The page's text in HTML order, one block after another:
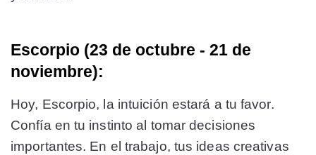
Escorpio (23 de octubre - 21 de
noviembre):
Hoy, Escorpio, la intuición estará a tu favor.
Confía en tu instinto al tomar decisiones
importantes. En el trabajo, tus ideas creativas